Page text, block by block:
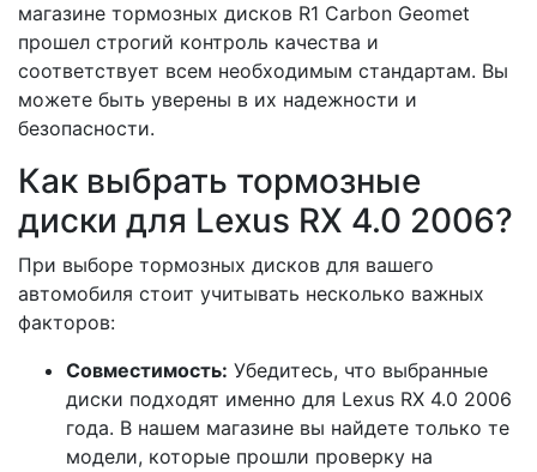
магазине тормозных дисков R1 Carbon Geomet
прошел строгий контроль качества и
соответствует всем необходимым стандартам. Вы
можете быть уверены в их надежности и
безопасности.
Как выбрать тормозные
диски для Lexus RX 4.0 2006?
При выборе тормозных дисков для вашего
автомобиля стоит учитывать несколько важных
факторов:
Совместимость: Убедитесь, что выбранные
диски подходят именно для Lexus RX 4.0 2006
года. В нашем магазине вы найдете только те
модели, которые прошли проверку на